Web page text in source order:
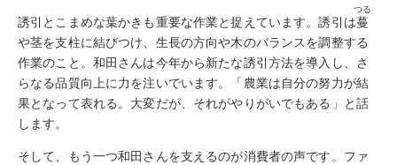
誘引とこまめな葉かきも重要な作業と捉えています。誘引は蔓
つる
や茎を支柱に結びつけ、生長の方向や木のバランスを調整する
作業のこと。和田さんは今年から新たな誘引方法を導入し、さ
らなる品質向上に力を注いでいます。「農業は自分の努力が結
果となって表れる。大変だが、それがやりがいでもある」と話
します。
そして、もう一つ和田さんを支えるのが消費者の声です。ファ